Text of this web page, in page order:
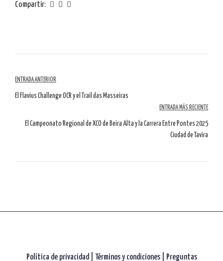
Compartir:
Navegación
por
artículos
ENTRADA ANTERIOR
El Flavius Challenge OCR y el Trail das Masseiras
ENTRADA MÁS RECIENTE
El Campeonato Regional de XCO de Beira Alta y la Carrera Entre Pontes 2025
Ciudad de Tavira
Política de privacidad| Términos y condiciones | Preguntas